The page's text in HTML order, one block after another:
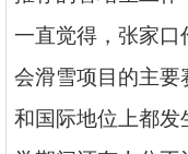
一直觉得，张家口
会滑雪项目的主要
和国际地位上都发